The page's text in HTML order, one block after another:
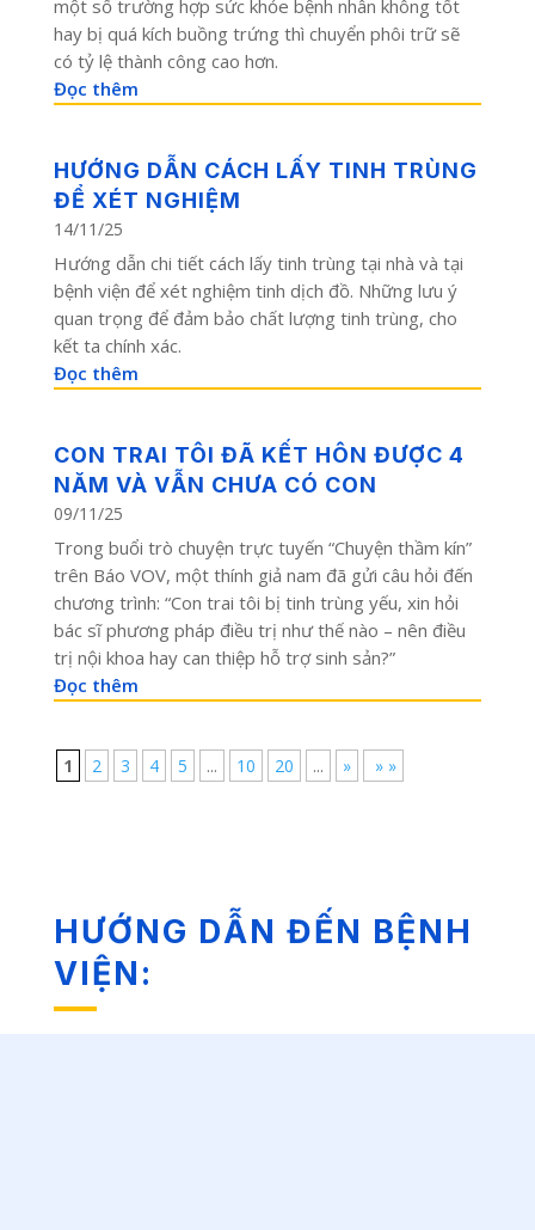
một số trường hợp sức khỏe bệnh nhân không tốt
hay bị quá kích buồng trứng thì chuyển phôi trữ sẽ
có tỷ lệ thành công cao hơn.
Đọc thêm
HƯỚNG DẪN CÁCH LẤY TINH TRÙNG
ĐỂ XÉT NGHIỆM
14/11/25
Hướng dẫn chi tiết cách lấy tinh trùng tại nhà và tại
bệnh viện để xét nghiệm tinh dịch đồ. Những lưu ý
quan trọng để đảm bảo chất lượng tinh trùng, cho
kết ta chính xác.
Đọc thêm
CON TRAI TÔI ĐÃ KẾT HÔN ĐƯỢC 4
NĂM VÀ VẪN CHƯA CÓ CON
09/11/25
Trong buổi trò chuyện trực tuyến “Chuyện thầm kín”
trên Báo VOV, một thính giả nam đã gửi câu hỏi đến
chương trình: “Con trai tôi bị tinh trùng yếu, xin hỏi
bác sĩ phương pháp điều trị như thế nào – nên điều
trị nội khoa hay can thiệp hỗ trợ sinh sản?”
Đọc thêm
1 2 3 4 5 ... 10 20 ... » » »
HƯỚNG DẪN ĐẾN BỆNH
VIỆN: